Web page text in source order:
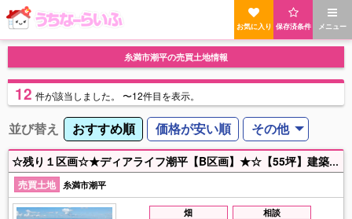
メニュー
保存済条件
お気に入り
糸満市潮平の売買土地情報
12 件が該当しました。 〜12件目を表示。
並び替え おすすめ順 価格が安い順 その他
☆残り１区画☆★ディアライフ潮平【B区画】★☆【55坪】建築条件なし！☆お好きなハウスメーカーでお好みのマイホームを☆潮平小・潮平中近く☆ ※売主のため仲介手数料なし。
売買土地
糸満市潮平
畑 相談